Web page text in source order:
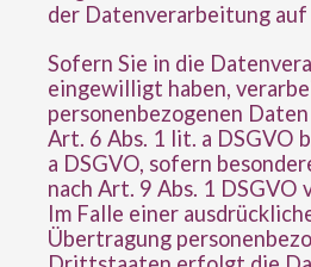
der Datenverarbeitung
Sofern Sie in die
eingewilligt haben,
personenbezogenen
Art. 6 Abs. 1 lit. a DSGVO
a DSGVO, sofern
nach Art. 9 Abs. 1
Im Falle einer
Übertragung